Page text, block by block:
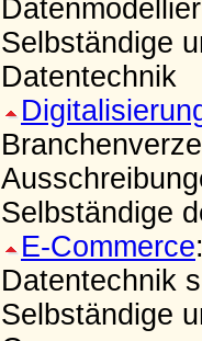
Selbständige
Datentechnik
Selbständige
E-Commerce
Datentechnik
Selbständige